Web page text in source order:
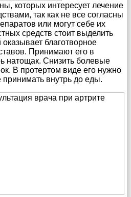
которых интересует лечение
так как не все согласны
или могут себе их
средств стоит выделить
благотворное
Принимают его в
натощак. Снизить болевые
В протертом виде его нужно
принимать внутрь до еды.